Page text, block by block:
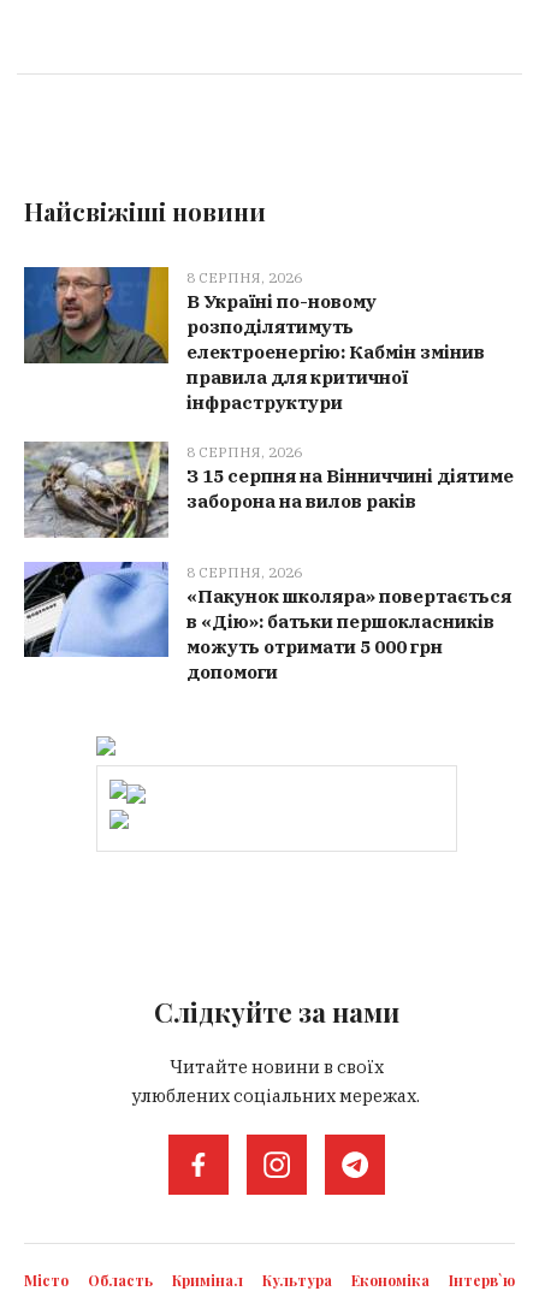
Найсвіжіші новини
8 СЕРПНЯ, 2026
В Україні по-новому
розподілятимуть
електроенергію: Кабмін змінив
правила для критичної
інфраструктури
8 СЕРПНЯ, 2026
З 15 серпня на Вінниччині діятиме
заборона на вилов раків
8 СЕРПНЯ, 2026
«Пакунок школяра» повертається
в «Дію»: батьки першокласників
можуть отримати 5 000 грн
допомоги
Слідкуйте за нами
Читайте новини в своїх
улюблених соціальних мережах.
Місто Область Кримінал Культура Економіка Інтерв`ю